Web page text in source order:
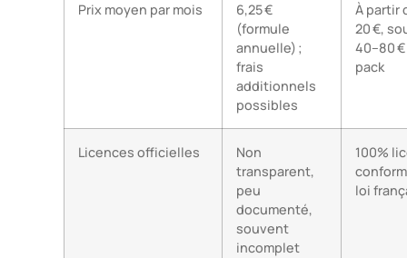
Prix moyen par mois
6,25 €
(formule
annuelle) ;
frais
additionnels
possibles
À partir
20 €,
40–80
pack
Licences officielles
Non
transparent,
peu
documenté,
souvent
incomplet
100%
loi